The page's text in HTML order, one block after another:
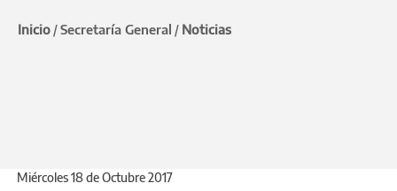
Inicio /Secretaría General / Noticias
nuevo Modelo de
Miércoles 18 de Octubre 2017